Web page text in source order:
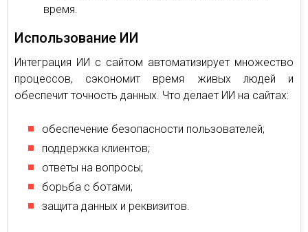
время.
Использование ИИ
Интеграция ИИ с сайтом автоматизирует множество
процессов, сэкономит время живых людей и
обеспечит точность данных. Что делает ИИ на сайтах:
обеспечение безопасности пользователей;
поддержка клиентов;
ответы на вопросы;
борьба с ботами;
защита данных и реквизитов.